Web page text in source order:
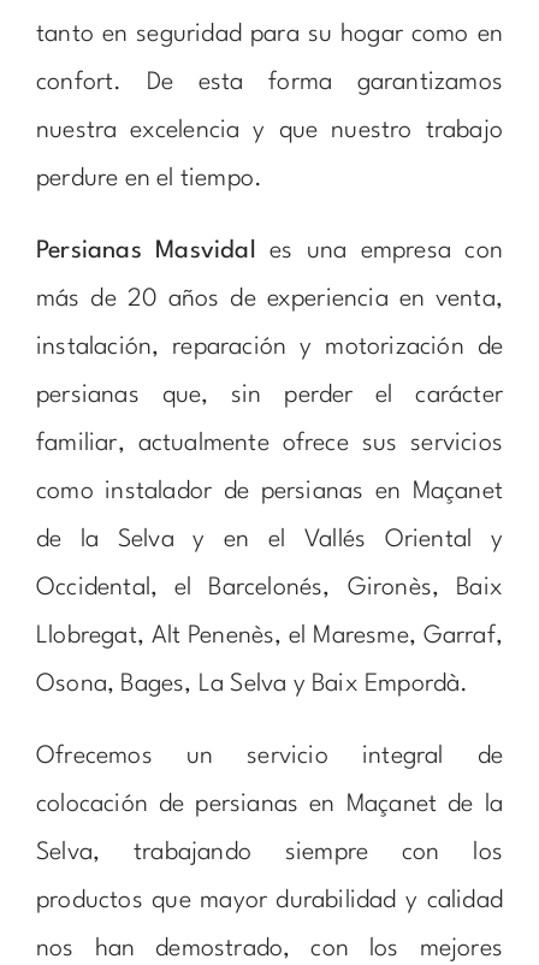
tanto en seguridad para su hogar como en
confort. De esta forma garantizamos
nuestra excelencia y que nuestro trabajo
perdure en el tiempo.
Persianas Masvidal
es una empresa con
más de 20 años de experiencia en venta,
instalación, reparación y motorización de
persianas que, sin perder el carácter
familiar, actualmente ofrece sus servicios
como instalador de persianas en Maçanet
de la Selva y en el Vallés Oriental y
Occidental, el Barcelonés, Gironès, Baix
Llobregat, Alt Penenès, el Maresme, Garraf,
Osona, Bages, La Selva y Baix Empordà.
Ofrecemos un servicio integral de
colocación de persianas en Maçanet de la
Selva, trabajando siempre con los
productos que mayor durabilidad y calidad
nos han demostrado, con los mejores